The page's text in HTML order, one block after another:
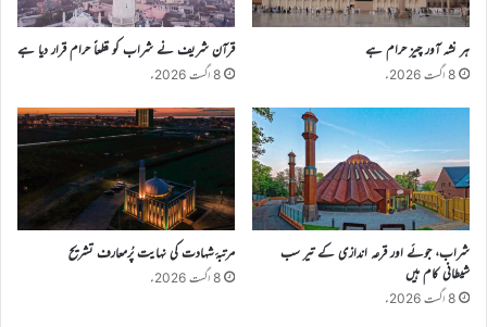
ہر نشہ آور چیز حرام ہے
8 اگست 2026ء
قرآن شریف نے شراب کو قطعاً حرام قرار دیا ہے
8 اگست 2026ء
شراب، جوئے اور قرعہ اندازی کے تیر سب
شیطانی کام ہیں
8 اگست 2026ء
مرتبۂ شہادت کی نہایت پُرمعارف تشریح
8 اگست 2026ء